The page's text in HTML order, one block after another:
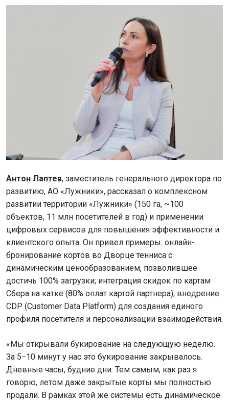
Антон Лаптев, заместитель генерального директора по
развитию, АО «Лужники», рассказал о комплексном
развитии территории «Лужники» (150 га, ~100
объектов, 11 млн посетителей в год) и применении
цифровых сервисов для повышения эффективности и
клиентского опыта. Он привел примеры: онлайн-
бронирование кортов во Дворце тенниса с
динамическим ценообразованием, позволившее
достичь 100% загрузки; интеграция скидок по картам
Сбера на катке (80% оплат картой партнера); внедрение
CDP (Customer Data Platform) для создания единого
профиля посетителя и персонализации взаимодействия.
«Мы открывали букирование на следующую неделю.
За 5−10 минут у нас это букирование закрывалось.
Дневные часы, будние дни. Тем самым, как раз я
говорю, летом даже закрытые корты мы полностью
продали. В рамках этой же системы есть динамическое